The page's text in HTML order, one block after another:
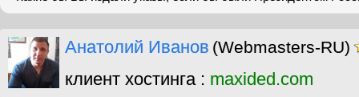
Анатолий Иванов (Webmasters-RU)
клиент хостинга : maxided.com